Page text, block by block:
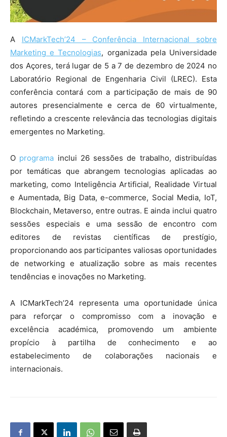
A ICMarkTech’24 – Conferência Internacional sobre
Marketing e Tecnologias, organizada pela Universidade
dos Açores, terá lugar de 5 a 7 de dezembro de 2024 no
Laboratório Regional de Engenharia Civil (LREC). Esta
conferência contará com a participação de mais de 90
autores presencialmente e cerca de 60 virtualmente,
refletindo a crescente relevância das tecnologias digitais
emergentes no Marketing.
O programa inclui 26 sessões de trabalho, distribuídas
por temáticas que abrangem tecnologias aplicadas ao
marketing, como Inteligência Artificial, Realidade Virtual
e Aumentada, Big Data, e-commerce, Social Media, IoT,
Blockchain, Metaverso, entre outras. E ainda inclui quatro
sessões especiais e uma sessão de encontro com
editores de revistas científicas de prestígio,
proporcionando aos participantes valiosas oportunidades
de networking e atualização sobre as mais recentes
tendências e inovações no Marketing.
A ICMarkTech’24 representa uma oportunidade única
para reforçar o compromisso com a inovação e
excelência académica, promovendo um ambiente
propício à partilha de conhecimento e ao
estabelecimento de colaborações nacionais e
internacionais.